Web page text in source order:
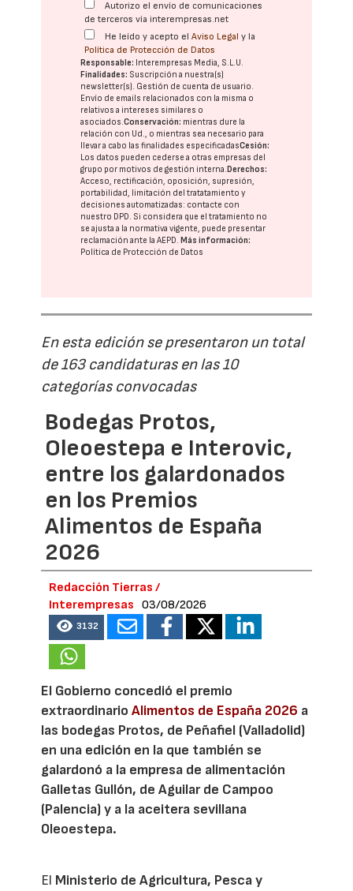
Autorizo el envío de comunicaciones
de terceros vía interempresas.net
He leído y acepto elAviso Legal y la
Política de Protección de Datos
Responsable: Interempresas Media, S.L.U.
Finalidades: Suscripción a nuestra(s)
newsletter(s). Gestión de cuenta de usuario.
Envío de emails relacionados con la misma o
relativos a intereses similares o
asociados.Conservación: mientras dure la
relación con Ud., o mientras sea necesario para
llevar a cabo las finalidades especificadasCesión:
Los datos pueden cederse a otras empresas del
grupo por motivos de gestión interna.Derechos:
Acceso, rectificación, oposición, supresión,
portabilidad, limitación del tratatamiento y
decisiones automatizadas: contacte con
nuestro DPD. Si considera que el tratamiento no
se ajusta a la normativa vigente, puede presentar
reclamación ante laAEPD.Más información:
Política de Protección de Datos
En esta edición se presentaron un total
de 163 candidaturas en las 10
categorías convocadas
Bodegas Protos,
Oleoestepa e Interovic,
entre los galardonados
en los Premios
Alimentos de España
2026
Redacción Tierras /
Interempresas
03/08/2026
3132
El Gobierno concedió el premio
extraordinarioAlimentos de España 2026 a
las bodegas Protos, de Peñafiel (Valladolid)
en una edición en la que también se
galardonó a la empresa de alimentación
Galletas Gullón, de Aguilar de Campoo
(Palencia) y a la aceitera sevillana
Oleoestepa.
El Ministerio de Agricultura, Pesca y